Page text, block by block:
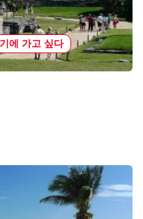
에 가고 싶다